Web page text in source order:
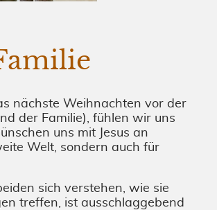
nächste Weihnachten vor der
der Familie), fühlen wir uns
uns mit Jesus an
Welt, sondern auch für
sich verstehen, wie sie
treffen, ist ausschlaggebend